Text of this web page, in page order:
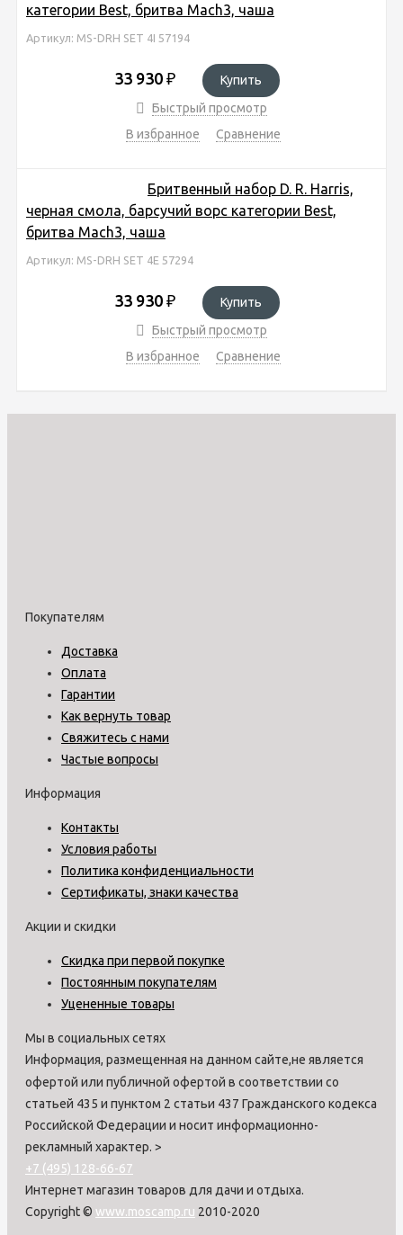
категории Best, бритва Mach3, чаша
Артикул: MS-DRH SET 4I 57194
33 930 ₽
Купить
Быстрый просмотр
В избранное
Сравнение
Бритвенный набор D. R. Harris,
черная смола, барсучий ворс категории Best,
бритва Mach3, чаша
Артикул: MS-DRH SET 4E 57294
33 930 ₽
Купить
Быстрый просмотр
В избранное
Сравнение
Покупателям
Доставка
Оплата
Гарантии
Как вернуть товар
Свяжитесь с нами
Частые вопросы
Информация
Контакты
Условия работы
Политика конфиденциальности
Сертификаты, знаки качества
Акции и скидки
Скидка при первой покупке
Постоянным покупателям
Уцененные товары
Мы в социальных сетях
Информация, размещенная на данном сайте,не является
офертой или публичной офертой в соответствии со
статьей 435 и пунктом 2 статьи 437 Гражданского кодекса
Российской Федерации и носит информационно-
рекламный характер. >
+7 (495) 128-66-67
Интернет магазин товаров для дачи и отдыха.
Copyright © www.moscamp.ru 2010-2020